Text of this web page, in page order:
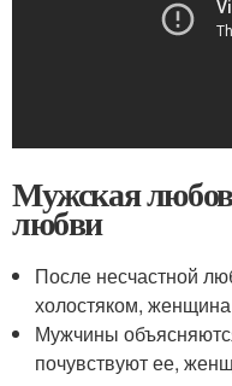
Мужская
любви
После несчастной
холостяком,
Мужчины
почувствуют ее,